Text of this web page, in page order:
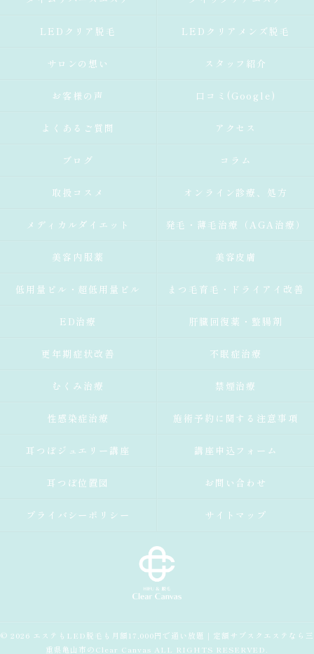
LEDクリア脱毛 LEDクリアメンズ脱毛
サロンの想い スタッフ紹介
お客様の声 口コミ(Google)
よくあるご質問 アクセス
ブログ コラム
取扱コスメ オンライン診療、処方
メディカルダイエット 発毛・薄毛治療（AGA治療）
美容内服薬 美容皮膚
低用量ピル・超低用量ピル まつ毛育毛・ドライアイ改善
ED治療 肝臓回復薬・整腸剤
更年期症状改善 不眠症治療
むくみ治療 禁煙治療
性感染症治療 施術予約に関する注意事項
耳つぼジュエリー講座 講座申込フォーム
耳つぼ位置図 お問い合わせ
プライバシーポリシー サイトマップ
© 2026 エステもLED脱毛も月額17,000円で通い放題｜定額サブスクエステなら三
重県亀山市のClear Canvas ALL RIGHTS RESERVED.